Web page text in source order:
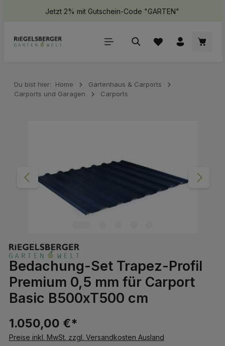
springenJetzt 2% mit Gutschein-Code "GARTEN"
Du bist hier: Home
Gartenhaus & Carports
Carports und Garagen
Carports
Bedachung-Set Trapez-Profil
Premium 0,5 mm für Carport
Basic B500xT500 cm
1.050,00 €*
Preise inkl. MwSt. zzgl. Versandkosten Ausland